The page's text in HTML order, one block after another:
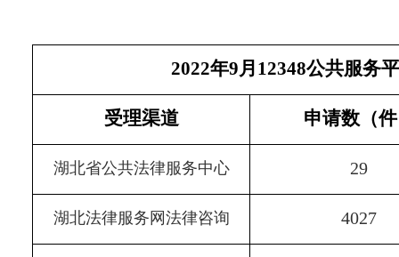
2022年9月 12348公共服务
受理渠道 申请数（
湖北省公共法律服务中心 29
湖北法律服务网法律咨询 4027